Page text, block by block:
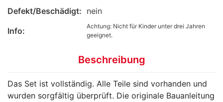
Defekt/Beschädigt: nein
Info:
Achtung: Nicht für Kinder unter drei Jahren
geeignet.
Beschreibung
Das Set ist vollständig. Alle Teile sind vorhanden und
wurden sorgfältig überprüft. Die originale Bauanleitung